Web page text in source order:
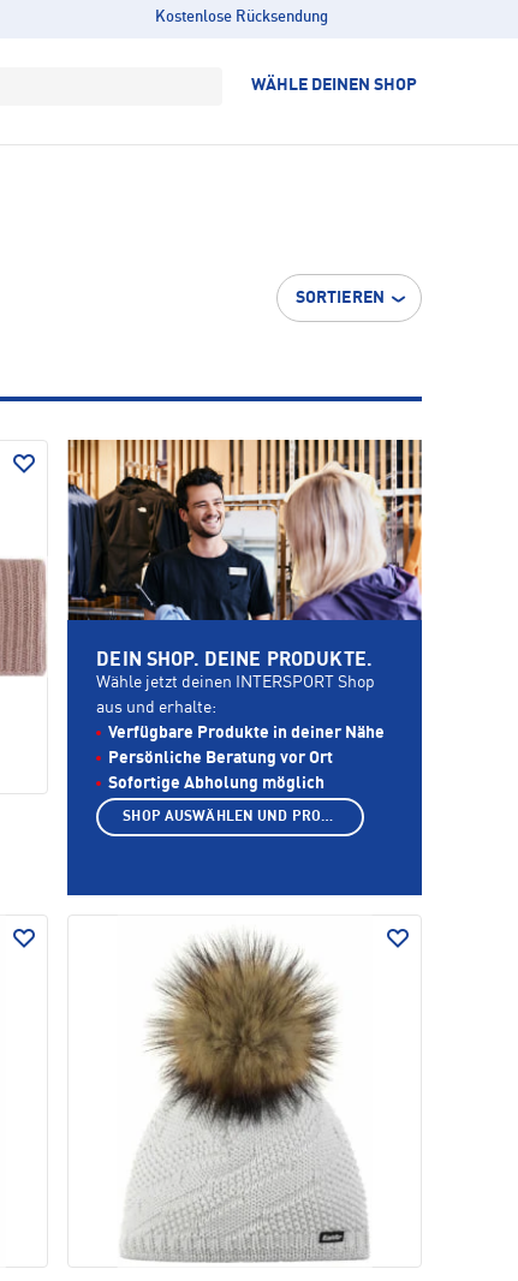
Kostenlose Rücksendung
WÄHLE DEINEN SHOP
SORTIEREN
DEIN SHOP. DEINE PRODUKTE.
Wähle jetzt deinen INTERSPORT Shop
aus und erhalte:
Verfügbare Produkte in deiner Nähe
Persönliche Beratung vor Ort
Sofortige Abholung möglich
SHOP AUSWÄHLEN UND PRODUKTE ANZEIGEN